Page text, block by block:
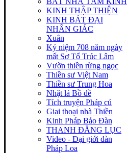
KINH THẬP THIỆN
KINH BÁT ĐẠI
NHÂN GIÁC
Xuân
Kỷ niệm 708 năm ngày
mất Sơ Tổ Trúc Lâm
Vườn thiền rừng ngọc
Thiền sư Việt Nam
Thiền sư Trung Hoa
Nhặt lá Bồ đề
Tích truyện Pháp cú
Giai thoại nhà Thiền
Kinh Pháp Bảo Đàn
THANH ĐĂNG LỤC
Video - Đại giới dàn
Pháp Loa